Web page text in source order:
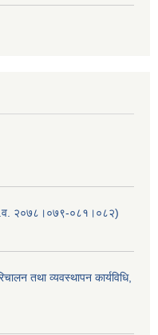
(आ.व. २०७८।०७९-०८१।०८२)
तथा व्यवस्थापन कार्यविधि,